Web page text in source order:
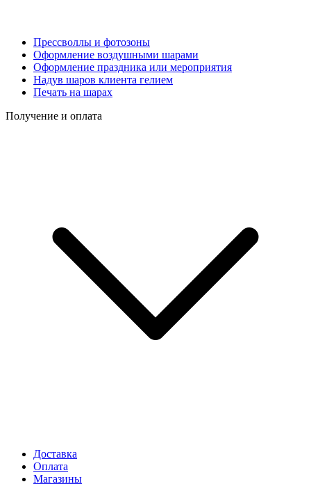
Прессволлы и фотозоны
Оформление воздушными шарами
Оформление праздника или мероприятия
Надув шаров клиента гелием
Печать на шарах
Получение и оплата
Доставка
Оплата
Магазины